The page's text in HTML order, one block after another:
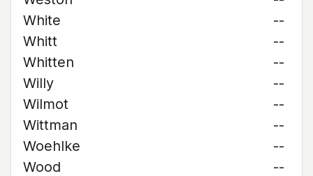
White
--
Whitt
--
Whitten
--
Willy
--
Wilmot
--
Wittman
--
Woehlke
--
Wood
--